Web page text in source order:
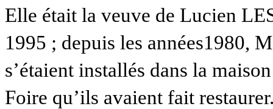
Elle était la veuve de Lucien
1995 ; depuis les années1980,
s’étaient installés dans la
Foire qu’ils avaient fait